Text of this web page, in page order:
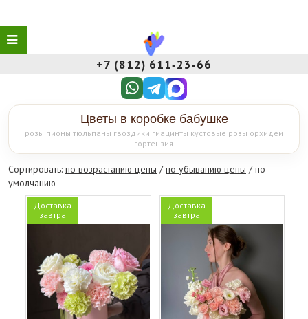
+7 (812) 611‑23‑66
Цветы в коробке бабушке
розы пионы тюльпаны гвоздики гиацинты кустовые розы орхидеи
гортензия
Сортировать: по возрастанию цены /по убыванию цены / по
умолчанию
Доставка
завтра
Доставка
завтра